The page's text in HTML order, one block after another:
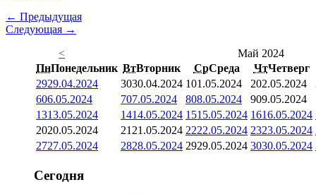
← Предыдущая
Следующая →
<
Май 2024
ПнПонедельник ВтВторник СрСреда ЧтЧетверг
2929.04.2024 3030.04.2024 101.05.2024 202.05.2024
606.05.2024 707.05.2024 808.05.2024 909.05.2024
1313.05.2024 1414.05.2024 1515.05.2024 1616.05.2024
2020.05.2024 21 21.05.2024 2222.05.2024 2323.05.2024
2727.05.2024 2828.05.2024 2929.05.2024 3030.05.2024
Сегодня